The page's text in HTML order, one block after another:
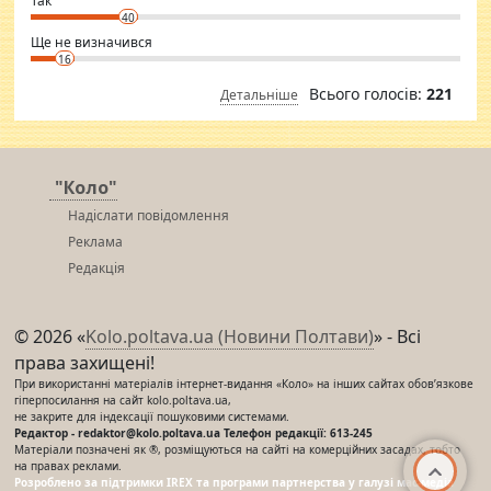
40
Ще не визначився
16
Детальніше Всього голосів: 221
"Коло"
Надіслати повідомлення
Реклама
Редакція
© 2026 «Kolo.poltava.ua (Новини Полтави)» - Всі
права захищені!
При використанні матеріалів інтернет-видання «Коло» на інших сайтах обов’язкове
гіперпосилання на сайт kolo.poltava.ua,
не закрите для індексації пошуковими системами.
Редактор - redaktor@kolo.poltava.ua Телефон редакції: 613-245
Матеріали позначені як ®, розміщуються на сайті на комерційних засадах, тобто
на правах реклами.
Розроблено за підтримки IREX та програми партнерства у галузі мас-медіа